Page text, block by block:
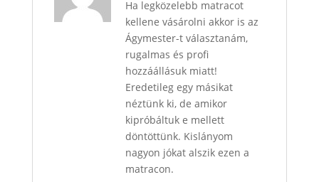
Ha legközelebb matracot
kellene vásárolni akkor is az
Ágymester-t választanám,
rugalmas és profi
hozzáállásuk miatt!
Eredetileg egy másikat
néztünk ki, de amikor
kipróbáltuk e mellett
döntöttünk. Kislányom
nagyon jókat alszik ezen a
matracon.